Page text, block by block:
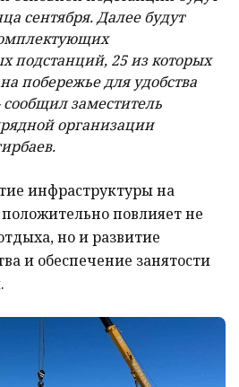
сентября. Далее будут
подстанций, 25 из которых
побережье для удобства
заместитель
организации
инфраструктуры на
повлияет не
но и развитие
и обеспечение занятости